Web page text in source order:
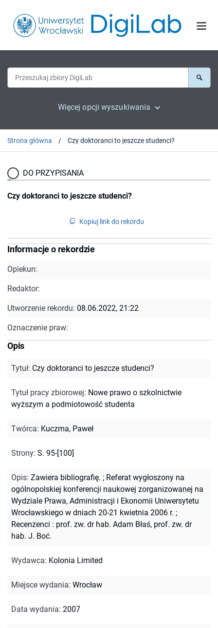
Więcej opcji wyszukiwania
Strona główna Czy doktoranci to jeszcze studenci?
DO PRZYPISANIA
Czy doktoranci to jeszcze studenci?
Kopiuj link do rekordu
Informacje o rekordzie
Opiekun:
Redaktor:
Utworzenie rekordu: 08.06.2022, 21:22
Oznaczenie praw:
Opis
Tytuł: Czy doktoranci to jeszcze studenci?
Tytuł pracy zbiorowej: Nowe prawo o szkolnictwie
wyższym a podmiotowość studenta
Twórca: Kuczma, Paweł
Strony: S. 95-[100]
Opis: Zawiera bibliografię. ; Referat wygłoszony na
ogólnopolskiej konferencji naukowej zorganizowanej na
Wydziale Prawa, Administracji i Ekonomii Uniwersytetu
Wrocławskiego w dniach 20-21 kwietnia 2006 r. ;
Recenzenci : prof. zw. dr hab. Adam Błaś, prof. zw. dr
hab. J. Boć.
Wydawca: Kolonia Limited
Miejsce wydania: Wrocław
Data wydania: 2007